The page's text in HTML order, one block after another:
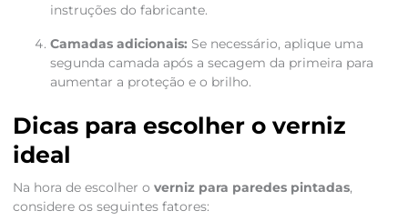
instruções do fabricante.
Camadas adicionais: Se necessário, aplique uma
segunda camada após a secagem da primeira para
aumentar a proteção e o brilho.
Dicas para escolher o verniz
ideal
Na hora de escolher o verniz para paredes pintadas,
considere os seguintes fatores: